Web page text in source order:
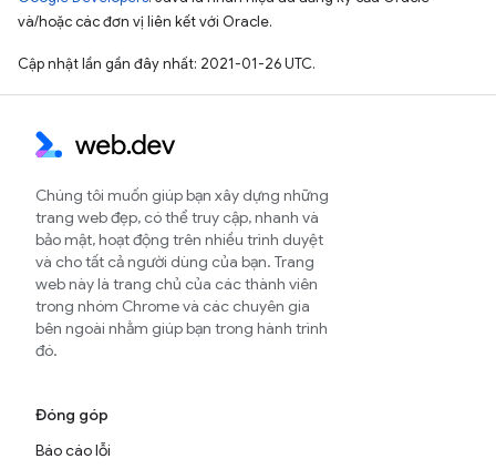
và/hoặc các đơn vị liên kết với Oracle.
Cập nhật lần gần đây nhất: 2021-01-26 UTC.
Chúng tôi muốn giúp bạn xây dựng những
trang web đẹp, có thể truy cập, nhanh và
bảo mật, hoạt động trên nhiều trình duyệt
và cho tất cả người dùng của bạn. Trang
web này là trang chủ của các thành viên
trong nhóm Chrome và các chuyên gia
bên ngoài nhằm giúp bạn trong hành trình
đó.
Đóng góp
Báo cáo lỗi